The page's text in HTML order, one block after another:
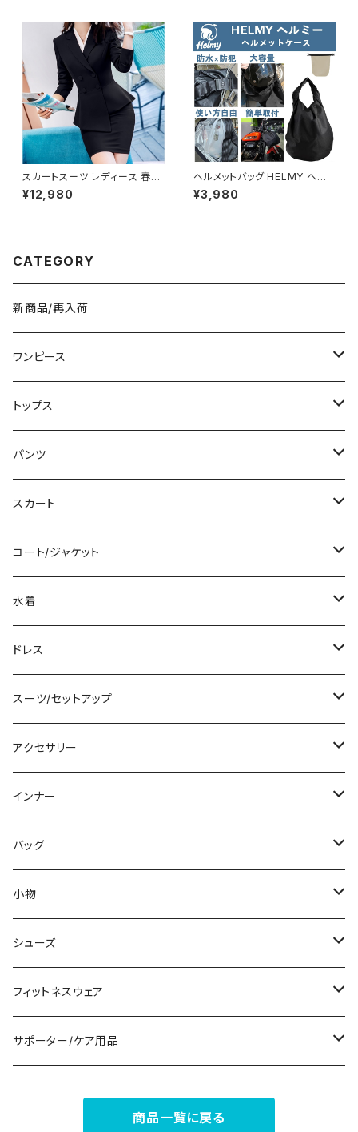
おしゃれ 通勤通学 黒 茶色 ダー
クブラウン K-B0204
スカートスーツ レディース 春夏
秋冬 春 夏 秋 冬 黒 スーツ 上
下セット 2点セット ジャケット ス
ジャケット レディーススーツ 大
スカート ミニスカート スーツス
ュアル ビジネス 結婚式 パーテ
10代 20代 30代 40代 C-WA
¥12,980
ヘルメットバッグ HELMY ヘルミ
ー ヘルメット 収納 バッグ ケー
ス 入れ 自転車 バイク フルフェ
¥3,980
CATEGORY
新商品/再入荷
ワンピース
ミニ/ショート
ミディアム/ミモレ
ロング/マキシ
袖付き
ノースリーブ
その他
チュニック
トップス
Tシャツ/カットソー
タンクトップ/キャミソール
シャツ/ブラウス
ベアトップ/チューブトップ
カーディガン/ボレロ
ニット/セーター
パーカー
スウェット/トレーナー
その他
パンツ
ショート丈
クロップド丈
ロング丈
デニム
レギンス
その他
オールインワン
スカート
ミニ/ショート
ミディアム/ミモレ
ロング
その他
コート/ジャケット
コート
ジャケット
その他
水着
タンキニ
バンドゥビキニ
ワンピース
ラッシュガード
その他
ドレス
ミニ/ショート
ミディアム/ミモレ
ロング/マキシ
袖付き
ノースリーブ
パンツドレス
ナイトドレス
その他
スーツ/セットアップ
パンツスーツ
スカートスーツ
その他
アクセサリー
ネックレス
ブレスレット
ピアス
コサージュ
リング
その他
インナー
ブラ/ブラトップ/ベアトップ
ショーツ
タンクトップ/キャミソール
半袖/5分
7分/長袖
バッグ
サブバッグ
クラッチバッグ
トートバッグ
ショルダーバッグ
小物
マフラー/スカーフ/ストール
財布
アクセサリーケース
シューズ
スニーカー
ブーツ
フィットネスウェア
セット販売
サポーター/ケア用品
商品一覧に戻る